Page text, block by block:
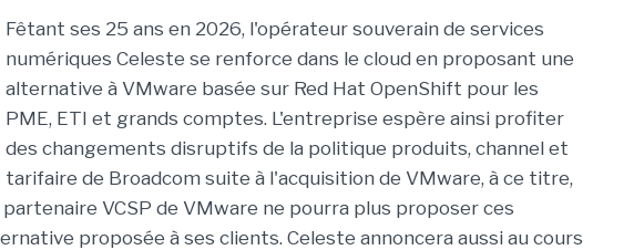
Fêtant ses 25 ans en 2026, l'opérateur souverain de services
numériques Celeste se renforce dans le cloud en proposant une
alternative à VMware basée sur Red Hat OpenShift pour les
PME, ETI et grands comptes. L'entreprise espère ainsi profiter
des changements disruptifs de la politique produits, channel et
tarifaire de Broadcom suite à l'acquisition de VMware, à ce titre,
VCSP de VMware ne pourra plus proposer ces
proposée à ses clients. Celeste annoncera aussi au cours